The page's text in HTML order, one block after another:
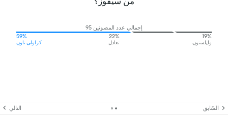
إجمالي عدد المصوتين 95
19%
وايلستون
22%
تعادل
59%
كراولي تاون
السّابق التالي